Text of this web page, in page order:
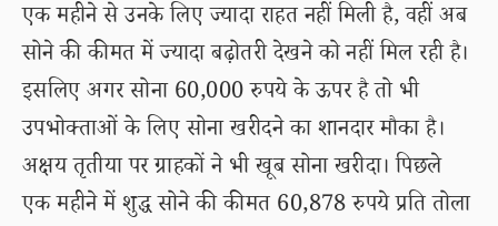
एक महीने से उनके लिए ज्यादा राहत नहीं मिली है, वहीं अब
सोने की कीमत में ज्यादा बढ़ोतरी देखने को नहीं मिल रही है।
इसलिए अगर सोना 60,000 रुपये के ऊपर है तो भी
उपभोक्ताओं के लिए सोना खरीदने का शानदार मौका है।
अक्षय तृतीया पर ग्राहकों ने भी खूब सोना खरीदा। पिछले
एक महीने में शुद्ध सोने की कीमत 60,878 रुपये प्रति तोला